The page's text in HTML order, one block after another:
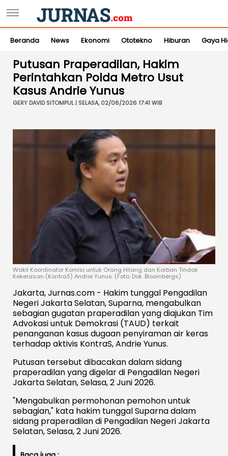
Beranda News Ekonomi Ototekno Hiburan Gaya
Putusan Praperadilan, Hakim
Perintahkan Polda Metro Usut
Kasus Andrie Yunus
GERY DAVID SITOMPUL | SELASA, 02/06/2026 17:41 WIB
Wakil Koordinator Komisi untuk Orang Hilang dan Korban Tindak
Kekerasan (KontraS) Andrie Yunus. (Foto: Dok. Bloombergs)
Jakarta, Jurnas.com - Hakim tunggal Pengadilan
Negeri Jakarta Selatan, Suparna, mengabulkan
sebagian gugatan praperadilan yang diajukan Tim
Advokasi untuk Demokrasi (TAUD) terkait
penanganan kasus dugaan penyiraman air keras
terhadap aktivis KontraS, Andrie Yunus.
Putusan tersebut dibacakan dalam sidang
praperadilan yang digelar di Pengadilan Negeri
Jakarta Selatan, Selasa, 2 Juni 2026.
"Mengabulkan permohonan pemohon untuk
sebagian," kata hakim tunggal Suparna dalam
sidang praperadilan di Pengadilan Negeri Jakarta
Selatan, Selasa, 2 Juni 2026.